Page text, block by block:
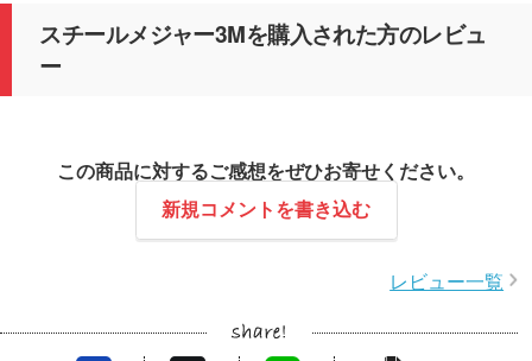
スチールメジャー3Mを購入された方のレビュ
ー
この商品に対するご感想をぜひお寄せください。
新規コメントを書き込む
レビュー一覧